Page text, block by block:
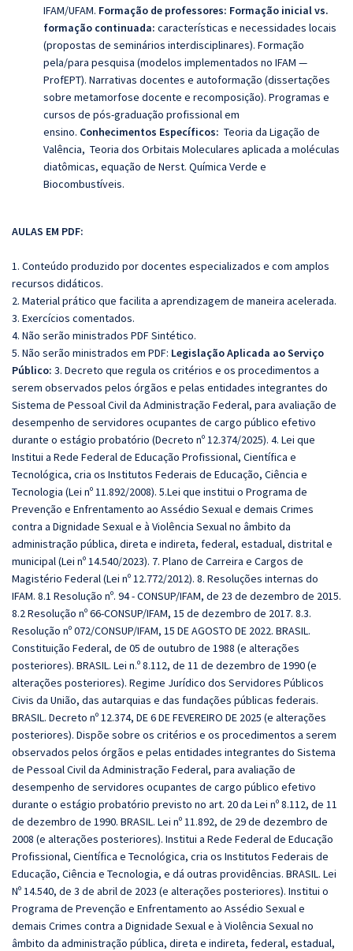
IFAM/UFAM. Formação de professores: Formação inicial vs.
formação continuada: características e necessidades locais
(propostas de seminários interdisciplinares). Formação
pela/para pesquisa (modelos implementados no IFAM —
ProfEPT). Narrativas docentes e autoformação (dissertações
sobre metamorfose docente e recomposição). Programas e
cursos de pós-graduação profissional em
ensino. Conhecimentos Específicos: Teoria da Ligação de
Valência, Teoria dos Orbitais Moleculares aplicada a moléculas
diatômicas, equação de Nerst. Química Verde e
Biocombustíveis.
AULAS EM PDF:
1. Conteúdo produzido por docentes especializados e com amplos
recursos didáticos.
2. Material prático que facilita a aprendizagem de maneira acelerada.
3. Exercícios comentados.
4. Não serão ministrados PDF Sintético.
5. Não serão ministrados em PDF: Legislação Aplicada ao Serviço
Público: 3. Decreto que regula os critérios e os procedimentos a
serem observados pelos órgãos e pelas entidades integrantes do
Sistema de Pessoal Civil da Administração Federal, para avaliação de
desempenho de servidores ocupantes de cargo público efetivo
durante o estágio probatório (Decreto nº 12.374/2025). 4. Lei que
Institui a Rede Federal de Educação Profissional, Científica e
Tecnológica, cria os Institutos Federais de Educação, Ciência e
Tecnologia (Lei nº 11.892/2008). 5.Lei que institui o Programa de
Prevenção e Enfrentamento ao Assédio Sexual e demais Crimes
contra a Dignidade Sexual e à Violência Sexual no âmbito da
administração pública, direta e indireta, federal, estadual, distrital e
municipal (Lei nº 14.540/2023). 7. Plano de Carreira e Cargos de
Magistério Federal (Lei nº 12.772/2012). 8. Resoluções internas do
IFAM. 8.1 Resolução nº. 94 - CONSUP/IFAM, de 23 de dezembro de 2015.
8.2 Resolução nº 66-CONSUP/IFAM, 15 de dezembro de 2017. 8.3.
Resolução nº 072/CONSUP/IFAM, 15 DE AGOSTO DE 2022. BRASIL.
Constituição Federal, de 05 de outubro de 1988 (e alterações
posteriores). BRASIL. Lei n.º 8.112, de 11 de dezembro de 1990 (e
alterações posteriores). Regime Jurídico dos Servidores Públicos
Civis da União, das autarquias e das fundações públicas federais.
BRASIL. Decreto nº 12.374, DE 6 DE FEVEREIRO DE 2025 (e alterações
posteriores). Dispõe sobre os critérios e os procedimentos a serem
observados pelos órgãos e pelas entidades integrantes do Sistema
de Pessoal Civil da Administração Federal, para avaliação de
desempenho de servidores ocupantes de cargo público efetivo
durante o estágio probatório previsto no art. 20 da Lei nº 8.112, de 11
de dezembro de 1990. BRASIL. Lei nº 11.892, de 29 de dezembro de
2008 (e alterações posteriores). Institui a Rede Federal de Educação
Profissional, Científica e Tecnológica, cria os Institutos Federais de
Educação, Ciência e Tecnologia, e dá outras providências. BRASIL. Lei
Nº 14.540, de 3 de abril de 2023 (e alterações posteriores). Institui o
Programa de Prevenção e Enfrentamento ao Assédio Sexual e
demais Crimes contra a Dignidade Sexual e à Violência Sexual no
âmbito da administração pública, direta e indireta, federal, estadual,